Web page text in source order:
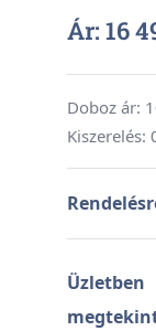
Ár: 16
Doboz ár:
Kiszerelés:
Üzletben